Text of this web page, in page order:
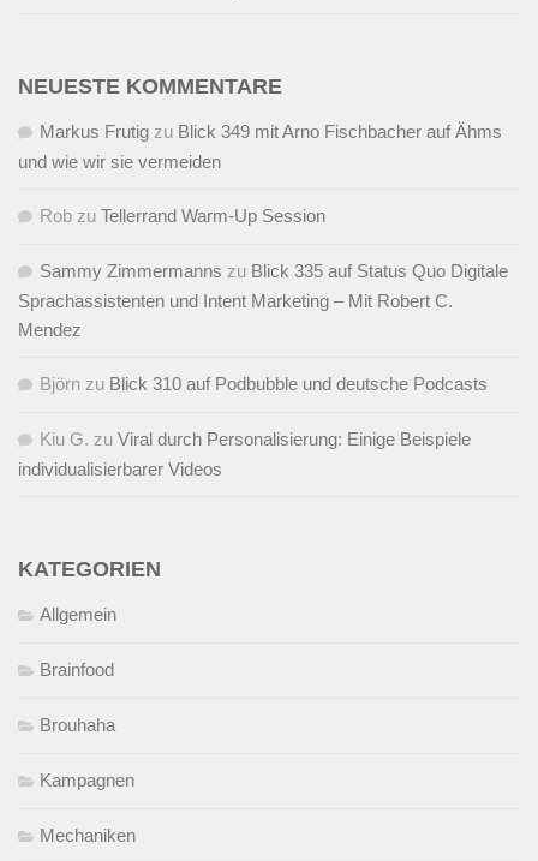
NEUESTE KOMMENTARE
Markus Frutig zu Blick 349 mit Arno Fischbacher auf Ähms
und wie wir sie vermeiden
Rob zu Tellerrand Warm-Up Session
Sammy Zimmermanns zu Blick 335 auf Status Quo Digitale
Sprachassistenten und Intent Marketing – Mit Robert C.
Mendez
Björn zu Blick 310 auf Podbubble und deutsche Podcasts
Kiu G. zu Viral durch Personalisierung: Einige Beispiele
individualisierbarer Videos
KATEGORIEN
Allgemein
Brainfood
Brouhaha
Kampagnen
Mechaniken